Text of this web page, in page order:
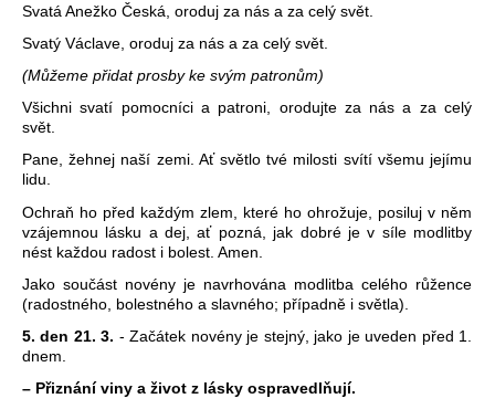
Svatá Anežko Česká, oroduj za nás a za celý svět.
Svatý Václave, oroduj za nás a za celý svět.
(Můžeme přidat prosby ke svým patronům)
Všichni svatí pomocníci a patroni, orodujte za nás a za celý
svět.
Pane, žehnej naší zemi. Ať světlo tvé milosti svítí všemu jejímu
lidu.
Ochraň ho před každým zlem, které ho ohrožuje, posiluj v něm
vzájemnou lásku a dej, ať pozná, jak dobré je v síle modlitby
nést každou radost i bolest. Amen.
Jako součást novény je navrhována modlitba celého růžence
(radostného, bolestného a slavného; případně i světla).
5. den 21. 3. - Začátek novény je stejný, jako je uveden před 1.
dnem.
– Přiznání viny a život z lásky ospravedlňují.